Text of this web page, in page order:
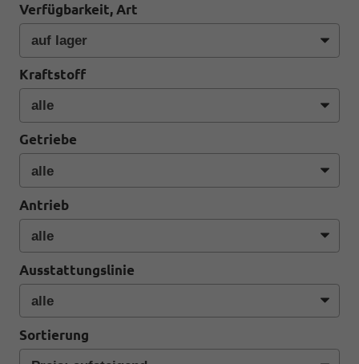
Verfügbarkeit, Art
Kraftstoff
Getriebe
Antrieb
Ausstattungslinie
Sortierung